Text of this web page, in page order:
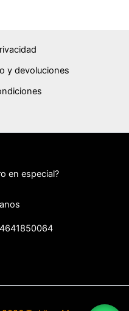
y devoluciones
en especial?
50064